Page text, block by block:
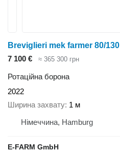
Breviglieri mek farmer 80/130
7 100 €
≈ 365 300 грн
Ротаційна борона
2022
Ширина захвату 1 м
Німеччина, Hamburg
E-FARM GmbH